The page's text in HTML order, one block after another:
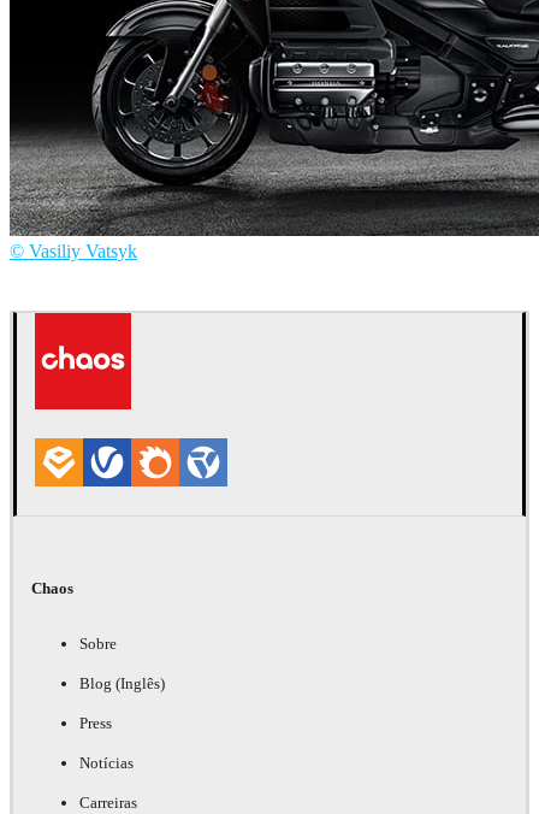
© Vasiliy Vatsyk
Chaos
Sobre
Blog (Inglês)
Press
Notícias
Carreiras